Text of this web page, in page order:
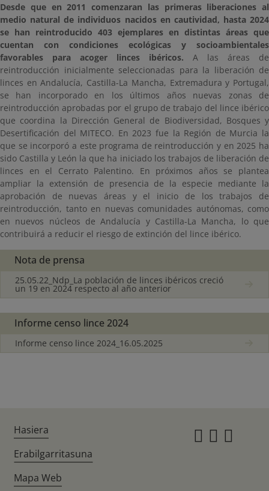
Desde que en 2011 comenzaran las primeras liberaciones al
medio natural de individuos nacidos en cautividad, hasta 2024
se han reintroducido 403 ejemplares en distintas áreas que
cuentan con condiciones ecológicas y socioambientales
favorables para acoger linces ibéricos. A las áreas de
reintroducción inicialmente seleccionadas para la liberación de
linces en Andalucía, Castilla-La Mancha, Extremadura y Portugal,
se han incorporado en los últimos años nuevas zonas de
reintroducción aprobadas por el grupo de trabajo del lince ibérico
que coordina la Dirección General de Biodiversidad, Bosques y
Desertificación del MITECO. En 2023 fue la Región de Murcia la
que se incorporó a este programa de reintroducción y en 2025 ha
sido Castilla y León la que ha iniciado los trabajos de liberación de
linces en el Cerrato Palentino. En próximos años se plantea
ampliar la extensión de presencia de la especie mediante la
aprobación de nuevas áreas y el inicio de los trabajos de
reintroducción, tanto en nuevas comunidades autónomas, como
en nuevos núcleos de Andalucía y Castilla-La Mancha, lo que
contribuirá a reducir el riesgo de extinción del lince ibérico.
Nota de prensa
25.05.22_Ndp_La población de linces ibéricos creció
un 19 en 2024 respecto al año anterior
Informe censo lince 2024
Informe censo lince 2024_16.05.2025
Hasiera
Erabilgarritasuna
Mapa Web